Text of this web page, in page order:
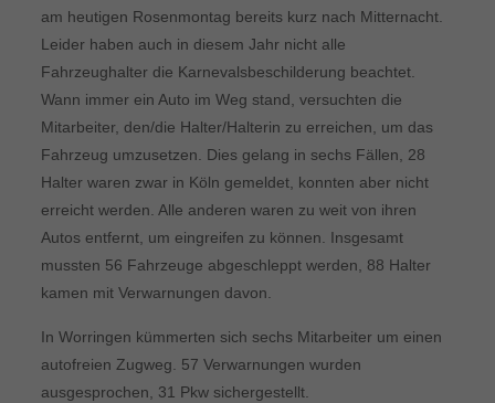
am heutigen Rosenmontag bereits kurz nach Mitternacht.
Leider haben auch in diesem Jahr nicht alle
Fahrzeughalter die Karnevalsbeschilderung beachtet.
Wann immer ein Auto im Weg stand, versuchten die
Mitarbeiter, den/die Halter/Halterin zu erreichen, um das
Fahrzeug umzusetzen. Dies gelang in sechs Fällen, 28
Halter waren zwar in Köln gemeldet, konnten aber nicht
erreicht werden. Alle anderen waren zu weit von ihren
Autos entfernt, um eingreifen zu können. Insgesamt
mussten 56 Fahrzeuge abgeschleppt werden, 88 Halter
kamen mit Verwarnungen davon.
In Worringen kümmerten sich sechs Mitarbeiter um einen
autofreien Zugweg. 57 Verwarnungen wurden
ausgesprochen, 31 Pkw sichergestellt.